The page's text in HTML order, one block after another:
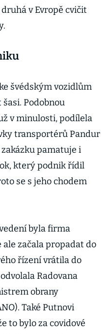
v Evropě cvičit
švédským vozidlům
Podobnou
v minulosti, podílela
transportérů Pandur
pamatuje i
který podnik řídil
se s jeho chodem
byla firma
ale začala propadat do
řízení vrátila do
Radovana
obrany
Také Putnovi
to bylo za covidové